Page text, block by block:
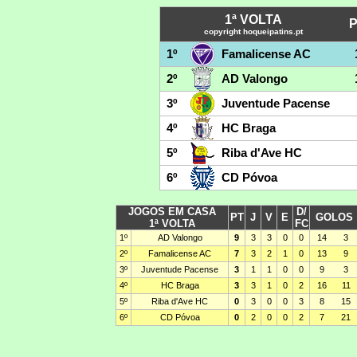
1ª VOLTA
copyright hoqueipatins.pt
1º Famalicense AC
2º AD Valongo
3º
Juventude Pacense
4º
HC Braga
5º
Riba d'Ave HC
6º
CD Póvoa
JOGOS EM CASA
1ª VOLTA
PT J V E
D/
FC
GOLOS
1º AD Valongo 9 3 3 0 0 14
3
2º
Famalicense AC 7 3 2 1 0 13
9
3º
Juventude Pacense 3 1 1 0 0 9
3
4º
HC Braga 3 3 1 0 2 16
11
5º
Riba d'Ave HC 0 3 0 0 3 8
15
6º
CD Póvoa 0 2 0 0 2 7 21